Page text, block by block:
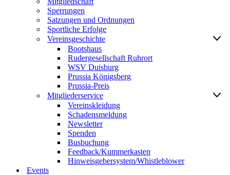
Sperrungen
Satzungen und Ordnungen
Sportliche Erfolge
Vereinsgeschichte
Bootshaus
Rudergesellschaft Ruhrort
WSV Duisburg
Prussia Königsberg
Prussia-Preis
Mitgliederservice
Vereinskleidung
Schadensmeldung
Newsletter
Spenden
Busbuchung
Feedback/Kummerkasten
Hinweisgebersystem/Whistleblower
Events